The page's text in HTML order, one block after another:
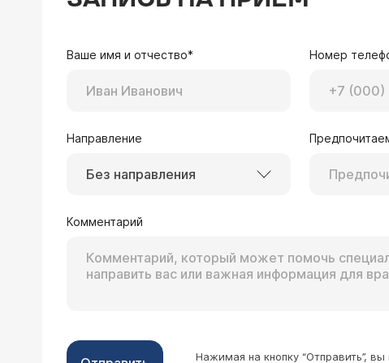
медицинским
27.02.2006 Тамара, 55 лет, Москва
появляться синяки без причин (не
Сколько будет стоить консультация?
нашей клинике стоит
тазобедренного
Ваше имя и отчество* Номер
Направление
Без направления
Комментарий
Нажимая на кнопку “Отправить”,